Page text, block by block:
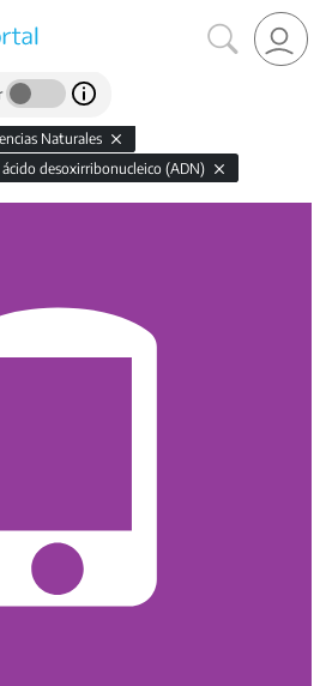
Naturales
ácido desoxirribonucleico (ADN)